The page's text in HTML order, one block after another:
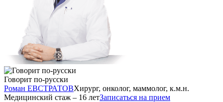
Говорит по-русски
Роман ЕВСТРАТОВХирург, онколог, маммолог, к.м.н.
Медицинский стаж – 16 летЗаписаться на прием